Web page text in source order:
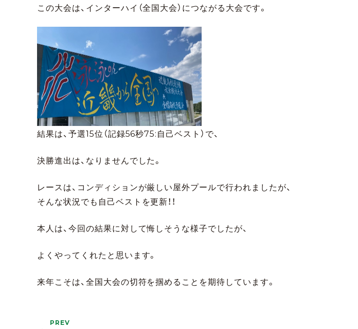
この大会は、インターハイ（全国大会）につながる大会です。
結果は、予選15位（記録56秒75:自己ベスト）で、
決勝進出は、なりませんでした。
レースは、コンディションが厳しい屋外プールで行われましたが、
そんな状況でも自己ベストを更新！！
本人は、今回の結果に対して悔しそうな様子でしたが、
よくやってくれたと思います。
来年こそは、全国大会の切符を掴めることを期待しています。
PREV